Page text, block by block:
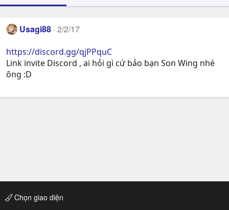
Usagi88 2/2/17
https://discord.gg/qjPPquC
Link invite Discord , ai hỏi gì cứ bảo bạn Son Wing nhé
ông :D
Chọn giao diện